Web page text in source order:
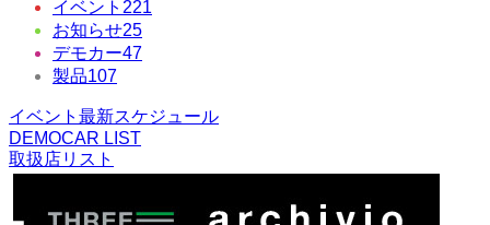
イベント 221
お知らせ25
デモカー47
製品107
イベント最新スケジュール
DEMOCAR LIST
取扱店リスト